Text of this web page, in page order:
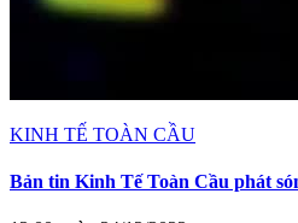
KINH TẾ TOÀN CẦU
Bản tin Kinh Tế Toàn Cầu phát